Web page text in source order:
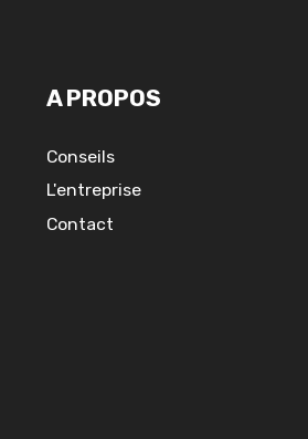
A PROPOS
Conseils
L'entreprise
Contact